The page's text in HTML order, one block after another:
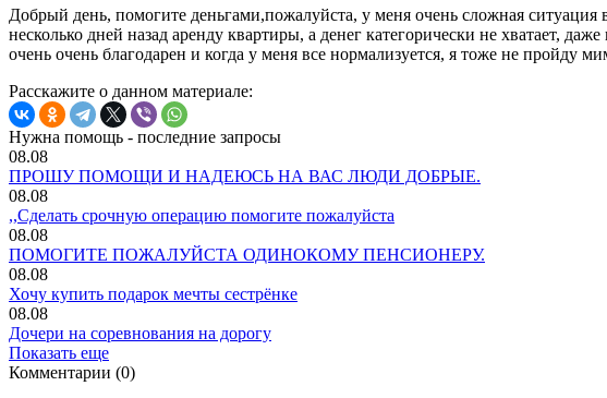
Добрый день, помогите деньгами,пожалуйста, у меня очень сложная
несколько дней назад аренду квартиры, а денег категорически не хватает,
очень очень благодарен и когда у меня все нормализуется, я тоже не пройду
Расскажите о данном материале:
Нужна помощь - последние запросы
08.08
ПРОШУ ПОМОЩИ И НАДЕЮСЬ НА ВАС ЛЮДИ ДОБРЫЕ.
08.08
,,Сделать срочную операцию помогите пожалуйста
08.08
ПОМОГИТЕ ПОЖАЛУЙСТА ОДИНОКОМУ ПЕНСИОНЕРУ.
08.08
Хочу купить подарок мечты сестрёнке
08.08
Дочери на соревнования на дорогу
Показать еще
Комментарии (0)